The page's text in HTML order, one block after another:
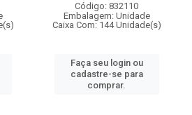
Código: 832110
Embalagem: Unidade
Caixa Com: 144 Unidade(s)
Faça seu login ou
cadastre-se para
comprar.